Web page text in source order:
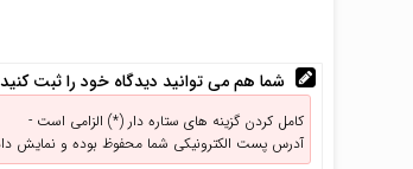
شما هم می توانید دیدگاه خود را ثبت کنید
کامل کردن گزینه های ستاره دار (*) الزامی است -
آدرس پست الکترونیکی شما محفوظ بوده و نمایش